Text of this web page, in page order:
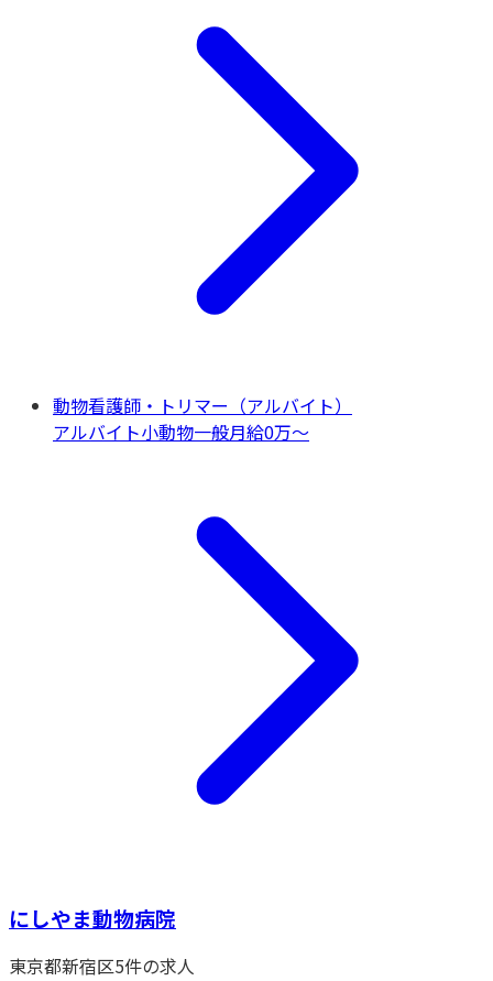
動物看護師・トリマー（アルバイト）
アルバイト小動物一般月給0万〜
にしやま動物病院
東京都新宿区5件の求人